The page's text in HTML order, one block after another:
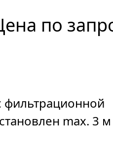
по
фильтрационной
max. 3